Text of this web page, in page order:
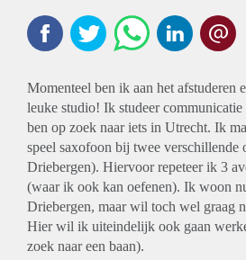
Momenteel ben ik aan het afstuderen
leuke studio! Ik studeer
ben op zoek naar iets in Utrecht. Ik
speel saxofoon bij twee verschillende
Driebergen). Hiervoor repeteer ik 3
(waar ik ook kan oefenen). Ik woon
Driebergen, maar wil toch wel graag
Hier wil ik uiteindelijk ook gaan
zoek naar een baan).